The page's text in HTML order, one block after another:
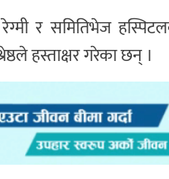
र समितिभेज
हस्ताक्षर गरेका छन् ।